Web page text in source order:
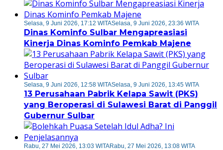
Selasa, 9 Juni 2026, 17:12 WITASelasa, 9 Juni 2026, 23:36 WITA
Dinas Kominfo Sulbar Mengapreasiasi
Kinerja Dinas Kominfo Pemkab Majene
Selasa, 9 Juni 2026, 12:58 WITASelasa, 9 Juni 2026, 13:45 WITA
13 Perusahaan Pabrik Kelapa Sawit (PKS)
yang Beroperasi di Sulawesi Barat di Panggil
Gubernur Sulbar
Rabu, 27 Mei 2026, 13:03 WITARabu, 27 Mei 2026, 13:08 WITA